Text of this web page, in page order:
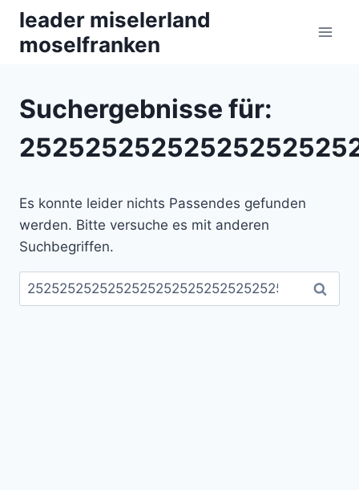
Zum
Inhalt
springen
leader miselerland
moselfranken
Suchergebnisse für:
Es konnte leider nichts Passendes gefunden
werden. Bitte versuche es mit anderen
Suchbegriffen.
Suchen
nach: